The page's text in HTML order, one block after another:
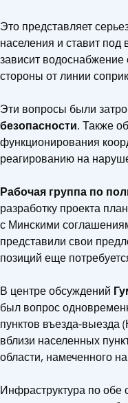
Это представляет
населения и ставит под
зависит
стороны от линии
Эти вопросы были
безопасности. Также
функционирования
реагированию на
Рабочая группа по
разработку проекта
с Минскими
представили свои
позиций еще
В центре обсуждений
был вопрос
пунктов въезда-выезда
вблизи населенных
области, намеченного
Инфраструктура по обе